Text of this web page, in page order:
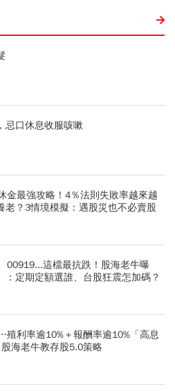
忌口休息收服咳嗽
金最強攻略！4％法則失敗率越來越
老？3情境模擬：遇股災也不必賣股
00919...這檔最抗跌！股海老牛曝
：定期定額選誰、台股狂震怎加碼？
利率逾10%＋報酬率逾10%「高息
股海老牛教存股5.0策略